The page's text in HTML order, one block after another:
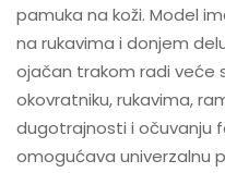
pamuka na koži. Model
na rukavima i donjem
ojačan trakom radi veće
okovratniku, rukavima,
dugotrajnosti i očuvanju
omogućava univerzalnu